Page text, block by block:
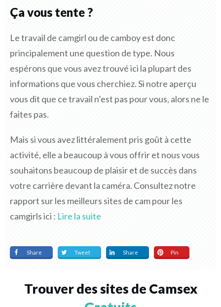
Ça vous tente ?
Le travail de camgirl ou de camboy est donc
principalement une question de type. Nous
espérons que vous avez trouvé ici la plupart des
informations que vous cherchiez. Si notre aperçu
vous dit que ce travail n’est pas pour vous, alors ne le
faites pas.
Mais si vous avez littéralement pris goût à cette
activité, elle a beaucoup à vous offrir et nous vous
souhaitons beaucoup de plaisir et de succès dans
votre carrière devant la caméra. Consultez notre
rapport sur les meilleurs sites de cam pour les
camgirls ici : Lire la suite
Share Tweet Share Pin
Trouver des sites de Camsex